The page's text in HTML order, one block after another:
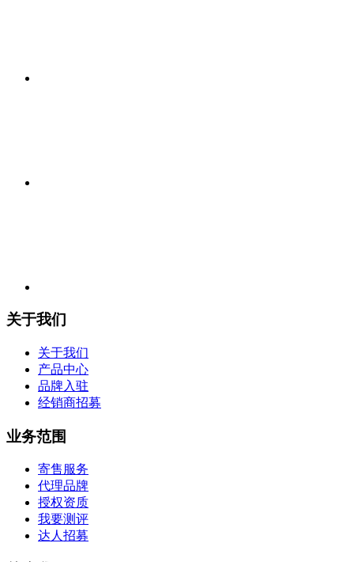
关于我们
关于我们
产品中心
品牌入驻
经销商招募
业务范围
寄售服务
代理品牌
授权资质
我要测评
达人招募